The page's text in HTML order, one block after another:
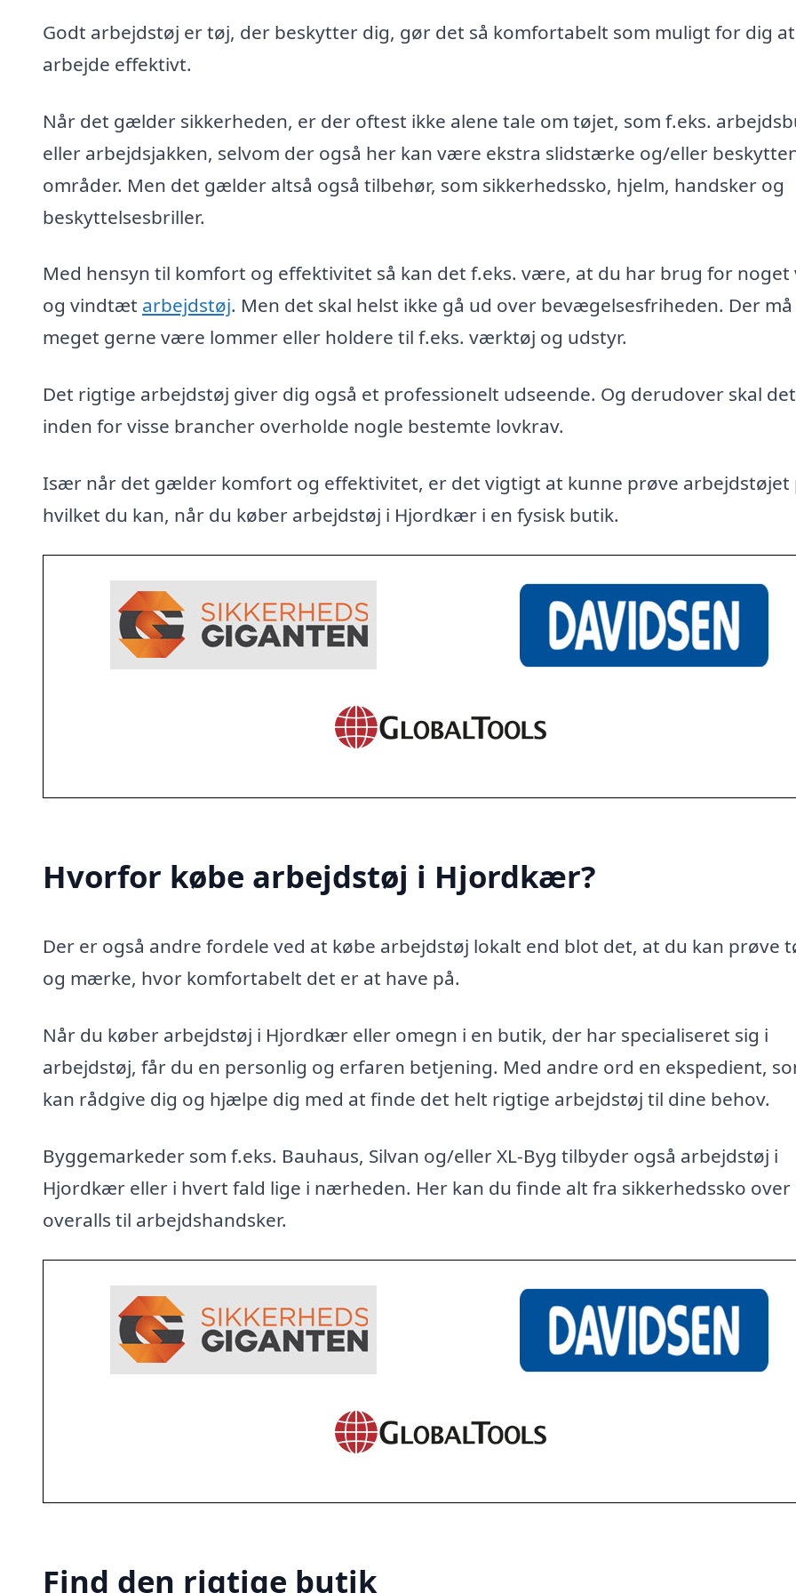
Godt arbejdstøj er tøj, der beskytter dig, gør det så komfortabelt som muligt for dig at
arbejde effektivt.
Når det gælder sikkerheden, er der oftest ikke alene tale om tøjet, som f.eks.
eller arbejdsjakken, selvom der også her kan være ekstra slidstærke og/eller
områder. Men det gælder altså også tilbehør, som sikkerhedssko, hjelm, handsker og
beskyttelsesbriller.
Med hensyn til komfort og effektivitet så kan det f.eks. være, at du har brug for noget
og vindtæt arbejdstøj. Men det skal helst ikke gå ud over bevægelsesfriheden. Der
meget gerne være lommer eller holdere til f.eks. værktøj og udstyr.
Det rigtige arbejdstøj giver dig også et professionelt udseende. Og derudover skal det
inden for visse brancher overholde nogle bestemte lovkrav.
Især når det gælder komfort og effektivitet, er det vigtigt at kunne prøve arbejdstøjet
hvilket du kan, når du køber arbejdstøj i Hjordkær i en fysisk butik.
Hvorfor købe arbejdstøj i Hjordkær?
Der er også andre fordele ved at købe arbejdstøj lokalt end blot det, at du kan prøve
og mærke, hvor komfortabelt det er at have på.
Når du køber arbejdstøj i Hjordkær eller omegn i en butik, der har specialiseret sig i
arbejdstøj, får du en personlig og erfaren betjening. Med andre ord en ekspedient,
kan rådgive dig og hjælpe dig med at finde det helt rigtige arbejdstøj til dine behov.
Byggemarkeder som f.eks. Bauhaus, Silvan og/eller XL-Byg tilbyder også arbejdstøj i
Hjordkær eller i hvert fald lige i nærheden. Her kan du finde alt fra sikkerhedssko over
overalls til arbejdshandsker.
Find den rigtige butik